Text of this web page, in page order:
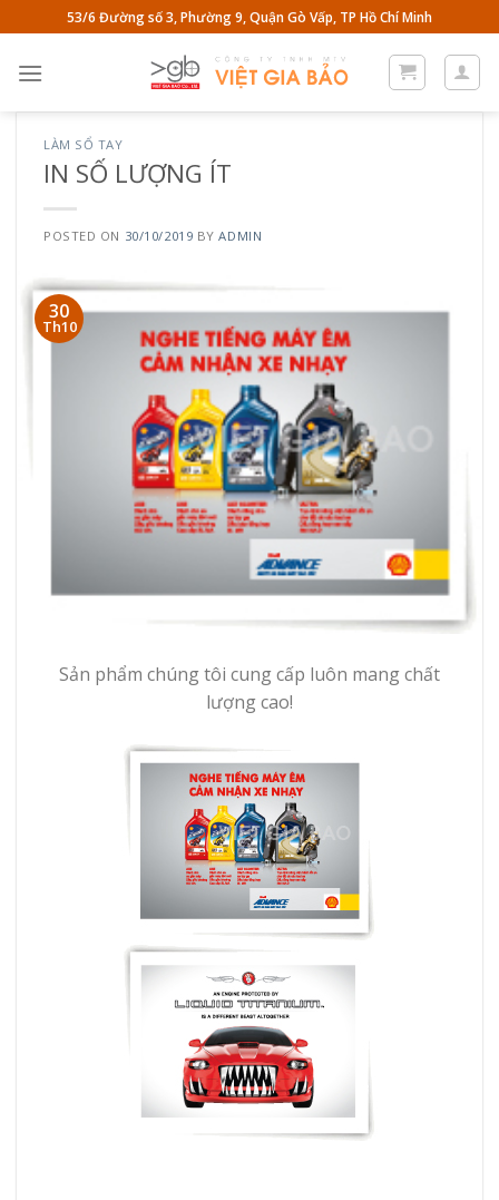
to
content
53/6 Đường số 3, Phường 9, Quận Gò Vấp, TP Hồ Chí Minh
LÀM SỔ TAY
IN SỐ LƯỢNG ÍT
POSTED ON 30/10/2019 BYADMIN
30
Th10
Sản phẩm chúng tôi cung cấp luôn mang chất
lượng cao!